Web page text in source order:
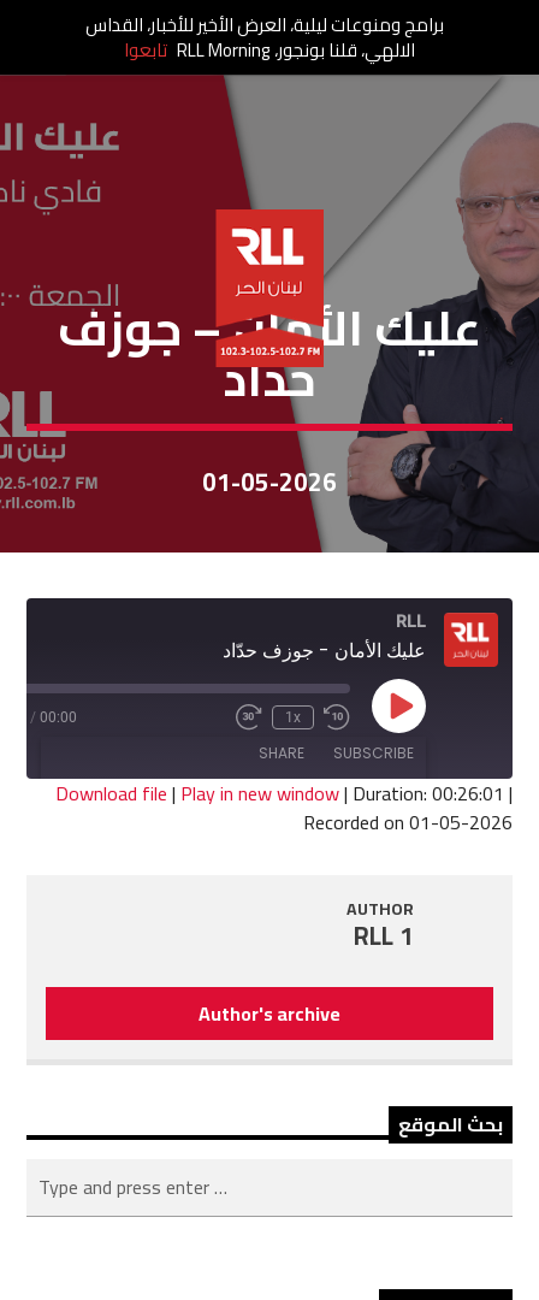
عليك الأمان
عليك الأمان – جوزف
حدّاد
01-05-2026
RLL
عليك الأمان - جوزف حدّاد
Play
Episode
Rewind
10
Seconds
1x
Fast
seconds
00:00
/
SUBSCRIBE
SHARE
SHARE
Download file| Play in new window| Duration: 00:26:01 |
Recorded on 01-05-2026
AUTHOR
RLL 1
Author's archive
بحث الموقع
برامج ومنوعات ليلية، العرض الأخير للأخبار، القداس
الالهي، قلنا بونجور، RLL Morning تابعوا